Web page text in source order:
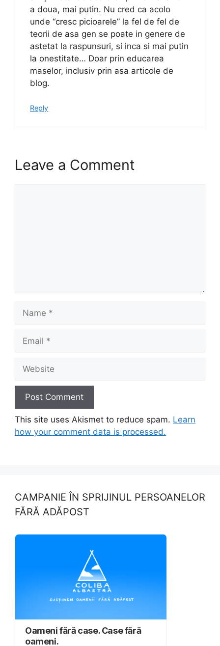
a doua, mai putin. Nu cred ca acolo
unde “cresc picioarele” la fel de fel de
teorii de asa gen se poate in genere de
astetat la raspunsuri, si inca si mai putin
la onestitate… Doar prin educarea
maselor, inclusiv prin asa articole de
blog.
Reply
Leave a Comment
This site uses Akismet to reduce spam. Learn
how your comment data is processed.
CAMPANIE ÎN SPRIJINUL PERSOANELOR
FĂRĂ ADĂPOST